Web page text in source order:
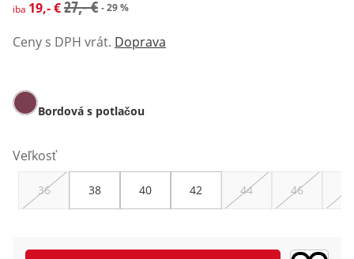
zľavnená cena: 19,- €, predchádzajúca cena: 27,- €
iba 19,- €27,- € - 29 %
Ceny s DPH vrát. Doprava
Bordová s potlačou
Veľkosť
36 38 40 42 44 46